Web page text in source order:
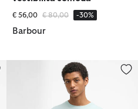
€ 56,00 Prezzo ridotto da
€ 80,00a -30%
Barbour
T-shirt con stampa Frome